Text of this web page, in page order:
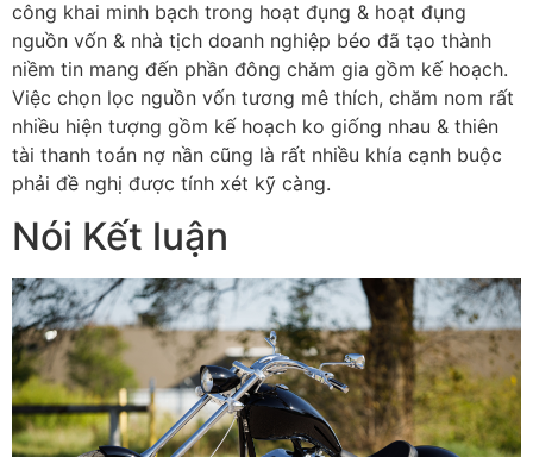
công khai minh bạch trong hoạt đụng & hoạt đụng
nguồn vốn & nhà tịch doanh nghiệp béo đã tạo thành
niềm tin mang đến phần đông chăm gia gồm kế hoạch.
Việc chọn lọc nguồn vốn tương mê thích, chăm nom rất
nhiều hiện tượng gồm kế hoạch ko giống nhau & thiên
tài thanh toán nợ nần cũng là rất nhiều khía cạnh buộc
phải đề nghị được tính xét kỹ càng.
Nói Kết luận